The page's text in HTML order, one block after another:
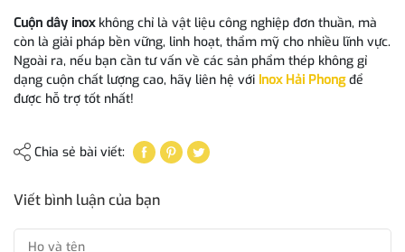
Cuộn dây inoxkhông chỉ là vật liệu công nghiệp đơn thuần, mà
còn là giải pháp bền vững, linh hoạt, thẩm mỹ cho nhiều lĩnh vực.
Ngoài ra, nếu bạn cần tư vấn về các sản phẩm thép không gỉ
dạng cuộn chất lượng cao, hãy liên hệ với Inox Hải Phongđể
được hỗ trợ tốt nhất!
Chia sẻ bài viết:
Viết bình luận của bạn